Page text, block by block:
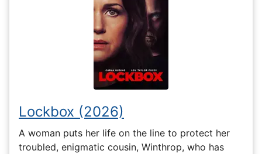
Lockbox (2026)
A woman puts her life on the line to protect her
troubled, enigmatic cousin, Winthrop, who has